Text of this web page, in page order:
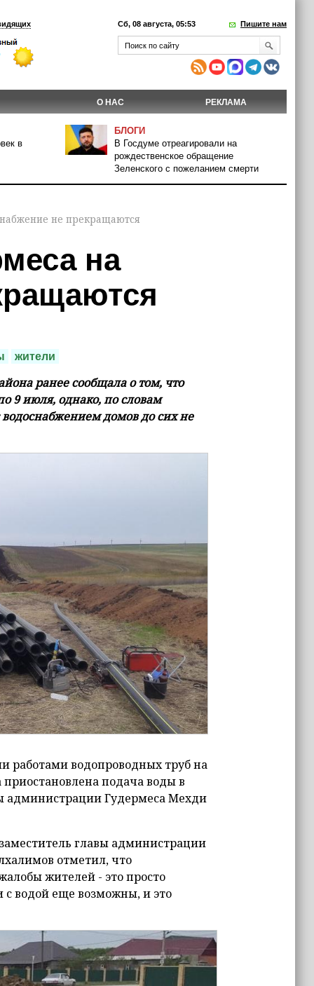
Сб, 08 августа, 05:53 Пишите нам
О НАС РЕКЛАМА
в
БЛОГИ
В Госдуме отреагировали на
рождественское обращение
Зеленского с пожеланием смерти
не прекращаются
на
жители
ранее сообщала о том, что
9 июля, однако, по словам
домов до сих не
работами водопроводных труб на
подача воды в
администрации Гудермеса Мехди
главы администрации
отметил, что
жителей - это просто
с водой еще возможны, и это